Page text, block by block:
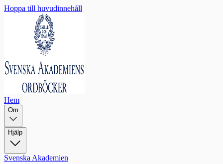
Hoppa till huvudinnehåll
Hem
Om
Hjälp
Svenska Akademien